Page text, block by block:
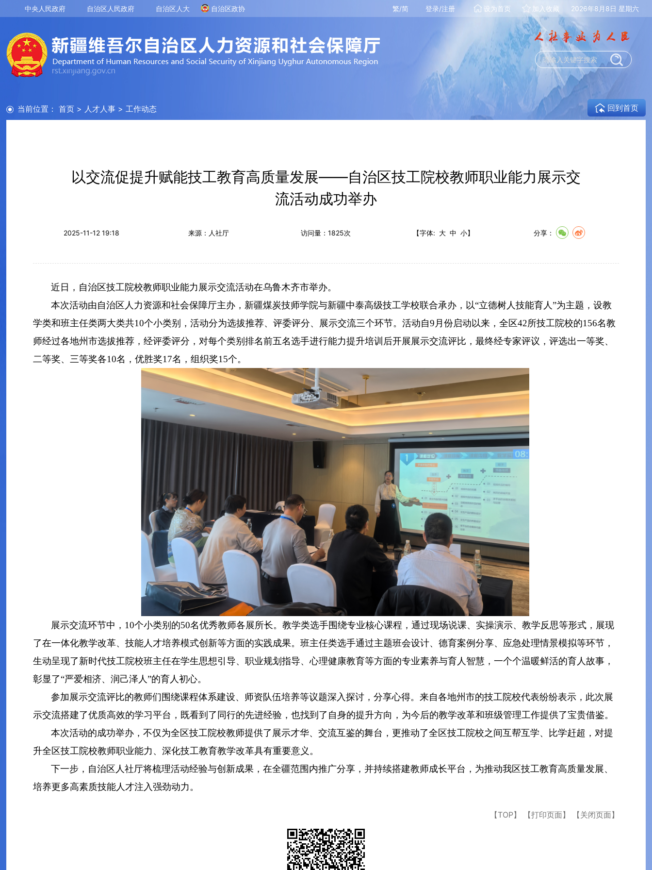
中央人民政府 自治区人民政府 自治区人大 自治区政协 2026年8月8日 星期六
加入收藏
设为首页
登录/注册
繁/简
当前位置： 首页 > 人才人事 > 工作动态 回到首页
以交流促提升赋能技工教育高质量发展——自治区技工院校教师职业能力展示交
流活动成功举办
2025-11-12 19:18 来源：人社厅 访问量：1825次 【字体: 大 中 小】 分享：
近日，自治区技工院校教师职业能力展示交流活动在乌鲁木齐市举办。
本次活动由自治区人力资源和社会保障厅主办，新疆煤炭技师学院与新疆中泰高级技工学校联合承办，以“立德树人技能育人”为主题，设教
学类和班主任类两大类共10个小类别，活动分为选拔推荐、评委评分、展示交流三个环节。活动自9月份启动以来，全区42所技工院校的156名教
师经过各地州市选拔推荐，经评委评分，对每个类别排名前五名选手进行能力提升培训后开展展示交流评比，最终经专家评议，评选出一等奖、
二等奖、三等奖各10名，优胜奖17名，组织奖15个。
展示交流环节中，10个小类别的50名优秀教师各展所长。教学类选手围绕专业核心课程，通过现场说课、实操演示、教学反思等形式，展现
了在一体化教学改革、技能人才培养模式创新等方面的实践成果。班主任类选手通过主题班会设计、德育案例分享、应急处理情景模拟等环节，
生动呈现了新时代技工院校班主任在学生思想引导、职业规划指导、心理健康教育等方面的专业素养与育人智慧，一个个温暖鲜活的育人故事，
彰显了“严爱相济、润己泽人”的育人初心。
参加展示交流评比的教师们围绕课程体系建设、师资队伍培养等议题深入探讨，分享心得。来自各地州市的技工院校代表纷纷表示，此次展
示交流搭建了优质高效的学习平台，既看到了同行的先进经验，也找到了自身的提升方向，为今后的教学改革和班级管理工作提供了宝贵借鉴。
本次活动的成功举办，不仅为全区技工院校教师提供了展示才华、交流互鉴的舞台，更推动了全区技工院校之间互帮互学、比学赶超，对提
升全区技工院校教师职业能力、深化技工教育教学改革具有重要意义。
下一步，自治区人社厅将梳理活动经验与创新成果，在全疆范围内推广分享，并持续搭建教师成长平台，为推动我区技工教育高质量发展、
培养更多高素质技能人才注入强劲动力。
【TOP】 【打印页面】 【关闭页面】